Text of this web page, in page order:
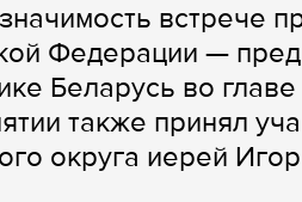
встрече
Федерации —
Беларусь во
также принял
округа иерей